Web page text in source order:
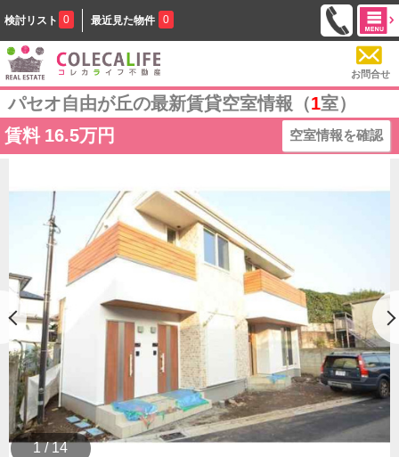
検討リスト 0 最近見た物件 0
お問合せ
パセオ自由が丘の最新賃貸空室情報（1室）
賃料 16.5万円 空室情報を確認
1 / 14